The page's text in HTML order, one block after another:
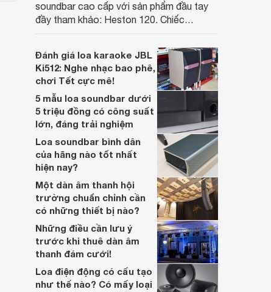
soundbar cao cấp với sản phẩm đầu tay
đầy tham khảo: Heston 120. Chiếc
lớn, kết nối đa dạng, mà còn ghi điểm nhờ
“chất Marshall” cùng cấu trúc âm thanh
5.1.2 đầy hứa hẹn.
Đánh giá loa karaoke JBL
Ki512: Nghe nhạc bao phê,
chơi Tết cực mê!
5 mẫu loa soundbar dưới
5 triệu đồng có công suất
lớn, đáng trải nghiệm
Loa soundbar bình dân
của hãng nào tốt nhất
hiện nay?
Một dàn âm thanh hội
trường chuẩn chỉnh cần
có những thiết bị nào?
Những điều cần lưu ý
trước khi thuê dàn âm
thanh đám cưới!
Loa điện động có cấu tạo
như thế nào? Có mấy loại